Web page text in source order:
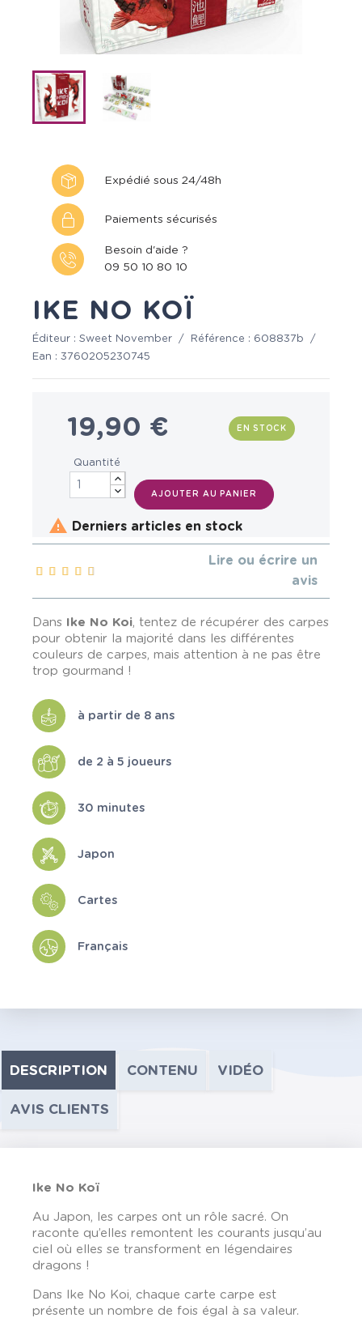
Expédié sous 24/48h
Paiements sécurisés
Besoin d'aide ?
09 50 10 80 10
IKE NO KOÏ
Éditeur : Sweet November / Référence : 608837b
/
Ean : 3760205230745
19,90 € EN STOCK
Quantité
AJOUTER AU PANIER
 Derniers articles en stock
Lire ou écrire un
avis
Dans Ike No Koi, tentez de récupérer des carpes
pour obtenir la majorité dans les différentes
couleurs de carpes, mais attention à ne pas être
trop gourmand !
à partir de 8 ans
de 2 à 5 joueurs
30 minutes
Japon
Cartes
Français
DESCRIPTION CONTENU VIDÉO
AVIS CLIENTS
Ike No Koï
Au Japon, les carpes ont un rôle sacré. On
raconte qu’elles remontent les courants jusqu’au
ciel où elles se transforment en légendaires
dragons !
Dans Ike No Koi, chaque carte carpe est
présente un nombre de fois égal à sa valeur.